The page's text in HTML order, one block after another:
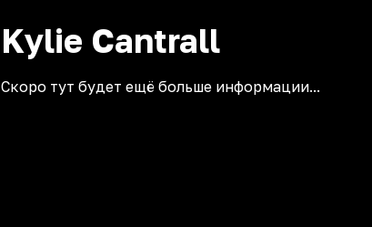
Kylie Cantrall
Скоро тут будет ещё больше информации...